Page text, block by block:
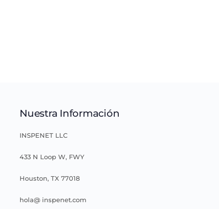
Nuestra Información
INSPENET LLC
433 N Loop W, FWY
Houston, TX 77018
hola@ inspenet.com